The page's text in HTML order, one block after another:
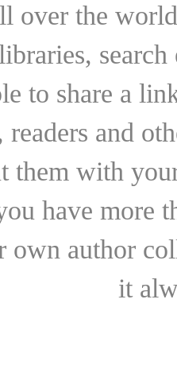
over the
to share a
readers and
them with
have more
own author
it